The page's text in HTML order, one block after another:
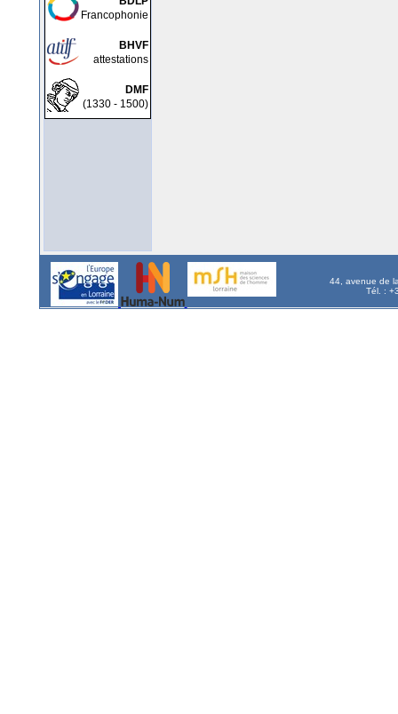
Francophonie
BHVF
attestations
DMF
(1330 - 1500)
44, avenue de
Tél. :